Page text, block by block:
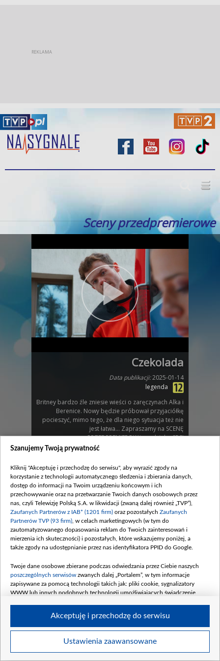
Sceny przedpremierowe
Czekolada
Data publikacji:2025-01-14
legenda
Britney bardzo źle zniesie wieści o zaręczynach Alka i
Berenice. Nowy będzie próbował przyjaciółkę
pocieszyć, mimo tego, że dla niego sytuacja też nie
jest łatwa… Zapraszamy na SCENĘ
PRZEDPREMIEROWĄ z odcinka 656!
Zobacz również
Paluszek i deska
W odcinku numer...
Komentarze
regulamin tvp.pl pomoc polityka prywatności
zgody
redakcja newsletter kontakt
Szanujemy Twoją prywatność
Kliknij "Akceptuję i przechodzę do serwisu", aby wyrazić zgody na
korzystanie z technologii automatycznego śledzenia i zbierania danych,
dostęp do informacji na Twoim urządzeniu końcowym i ich
przechowywanie oraz na przetwarzanie Twoich danych osobowych przez
nas, czyli Telewizję Polską S.A. w likwidacji (zwaną dalej również „TVP”),
Zaufanych Partnerów z IAB* (1201 firm) oraz pozostałych Zaufanych
Partnerów TVP (93 firm) , w celach marketingowych (w tym do
zautomatyzowanego dopasowania reklam do Twoich zainteresowań i
mierzenia ich skuteczności) i pozostałych, które wskazujemy poniżej, a
także zgody na udostępnianie przez nas identyfikatora PPID do Google.
Twoje dane osobowe zbierane podczas odwiedzania przez Ciebie naszych
poszczególnych serwisów zwanych dalej „Portalem”, w tym informacje
zapisywane za pomocą technologii takich jak: pliki cookie, sygnalizatory
WWW lub innych podobnych technologii umożliwiających świadczenie
Twoje dane osobowe zbierane podczas odwiedzania przez Ciebie
Ustawienia zaawansowane
Akceptuję i przechodzę do serwisu